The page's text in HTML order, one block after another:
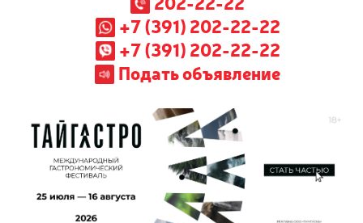
+7 (391) 202-22-22
+7 (391) 202-22-22
Подать объявление